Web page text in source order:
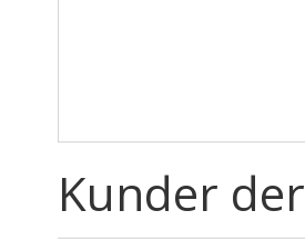
Kunder